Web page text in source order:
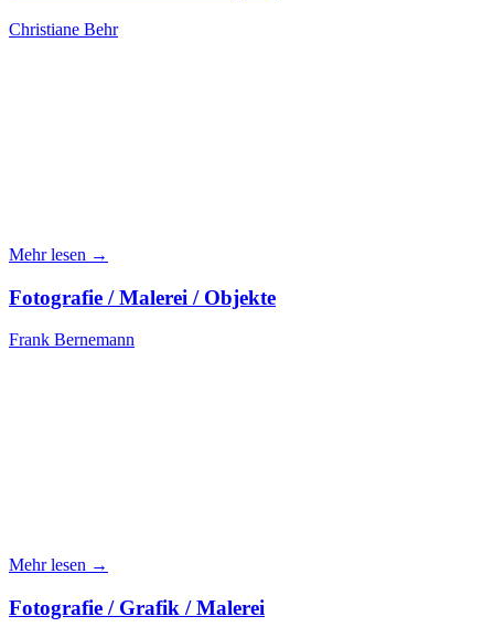
Christiane Behr
Mehr lesen →
Fotografie / Malerei / Objekte
Frank Bernemann
Mehr lesen →
Fotografie / Grafik / Malerei